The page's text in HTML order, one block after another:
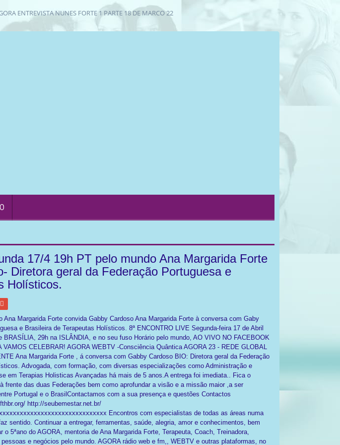
ENTREVISTA NUNES FORTE 1 PARTE 18 DE MARCO 22
Lamba
e Mediunidade
17/4 19h PT pelo mundo Ana Margarida Forte
Diretora geral da Federação Portuguesa e
Holísticos.
Margarida Forte convida Gabby Cardoso Ana Margarida Forte à conversa com Gaby
e Brasileira de Terapeutas Holísticos. 8ª ENCONTRO LIVE Segunda-feira 17 de Abril
BRASÍLIA, 29h na ISLÂNDIA, e no seu fuso Horário pelo mundo, AO VIVO NO FACEBOOK
CELEBRAR! AGORA WEBTV -Consciência Quântica AGORA 23 - REDE GLOBAL
Ana Margarida Forte , á conversa com Gabby Cardoso BIO: Diretora geral da Federação
Advogada, com formação, com diversas especializações como Administração e
em Terapias Holisticas Avançadas há mais de 5 anos.A entrega foi imediata.. Fica o
frente das duas Federações bem como aprofundar a visão e a missão maior ,a ser
Portugal e o BrasilContactamos com a sua presença e questões Contactos
http://seubemestar.net.br/
Encontros com especialistas de todas as áreas numa
sentido. Continuar a entregar, ferramentas, saúde, alegria, amor e conhecimentos, bem
5ªano do AGORA, mentoria de Ana Margarida Forte, Terapeuta, Coach, Treinadora,
e negócios pelo mundo. AGORA rádio web e fm,, WEBTV e outras plataformas, no